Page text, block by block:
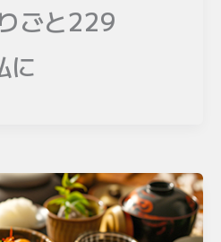
ごと229
に